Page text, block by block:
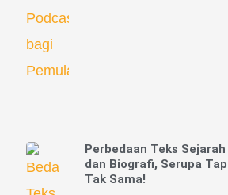
Perbedaan Teks Sejarah
dan Biografi, Serupa
Tak Sama!